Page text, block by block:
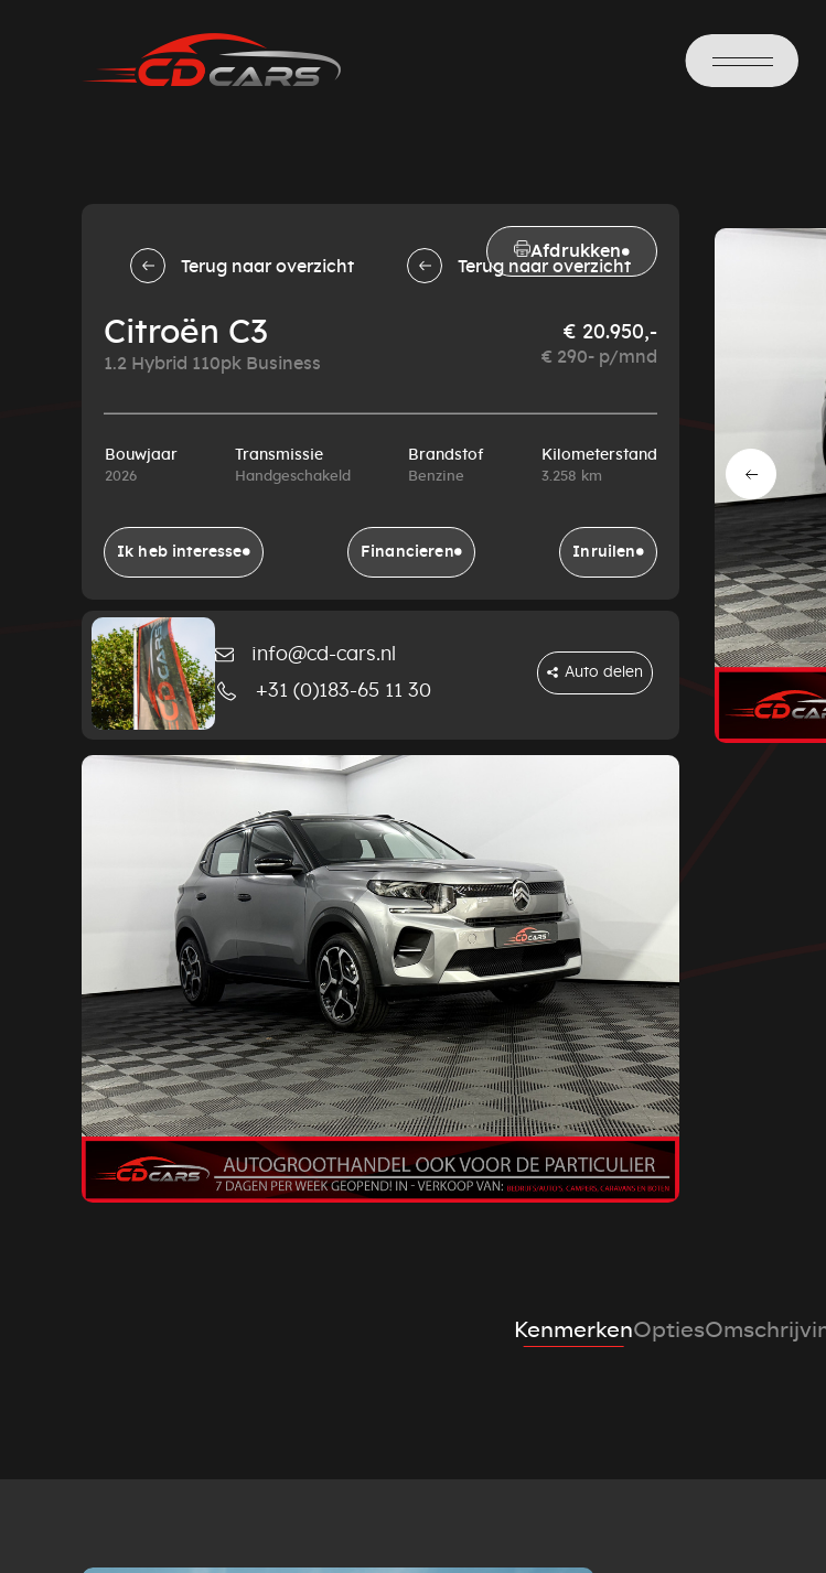
Terug naar overzicht Terug naar overzicht
Afdrukken
Citroën C3
1.2 Hybrid 110pk Business
€ 20.950,-
€ 290- p/mnd
Bouwjaar
2026
Transmissie
Handgeschakeld
Brandstof
Benzine
Kilometerstand
3.258 km
Ik heb interesse Financieren Inruilen
info@cd-cars.nl
+31 (0)183-65 11 30
Auto delen
KenmerkenOpties